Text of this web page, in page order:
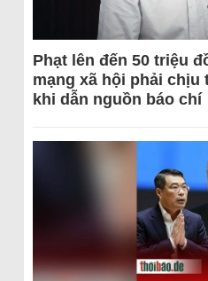
Phạt lên đến 50 triệu
mạng xã hội phải chịu
khi dẫn nguồn báo chí